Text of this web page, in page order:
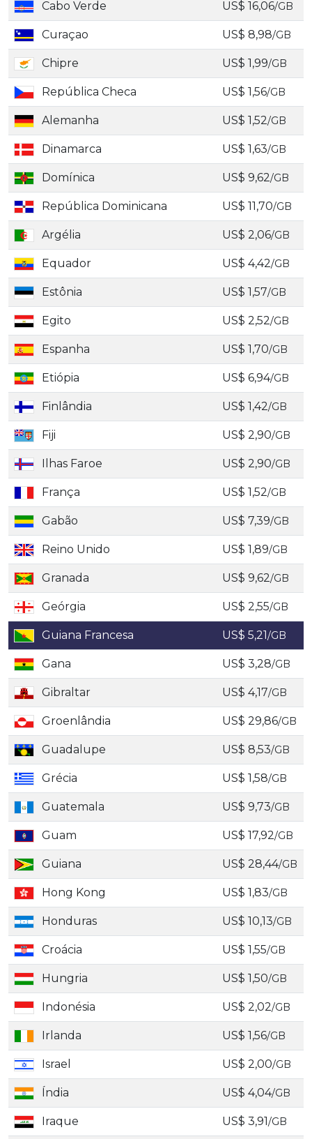
Cabo Verde US$ 16,06/GB
Curaçao US$ 8,98/GB
Chipre US$ 1,99/GB
República Checa US$ 1,56/GB
Alemanha US$ 1,52/GB
Dinamarca US$ 1,63/GB
Domínica US$ 9,62/GB
República Dominicana US$ 11,70/GB
Argélia US$ 2,06/GB
Equador US$ 4,42/GB
Estônia US$ 1,57/GB
Egito US$ 2,52/GB
Espanha US$ 1,70/GB
Etiópia US$ 6,94/GB
Finlândia US$ 1,42/GB
Fiji US$ 2,90/GB
Ilhas Faroe US$ 2,90/GB
França US$ 1,52/GB
Gabão US$ 7,39/GB
Reino Unido US$ 1,89/GB
Granada US$ 9,62/GB
Geórgia US$ 2,55/GB
Guiana Francesa US$ 5,21/GB
Gana US$ 3,28/GB
Gibraltar US$ 4,17/GB
Groenlândia US$ 29,86/GB
Guadalupe US$ 8,53/GB
Grécia US$ 1,58/GB
Guatemala US$ 9,73/GB
Guam US$ 17,92/GB
Guiana US$ 28,44/GB
Hong Kong US$ 1,83/GB
Honduras US$ 10,13/GB
Croácia US$ 1,55/GB
Hungria US$ 1,50/GB
Indonésia US$ 2,02/GB
Irlanda US$ 1,56/GB
Israel US$ 2,00/GB
Índia US$ 4,04/GB
Iraque US$ 3,91/GB